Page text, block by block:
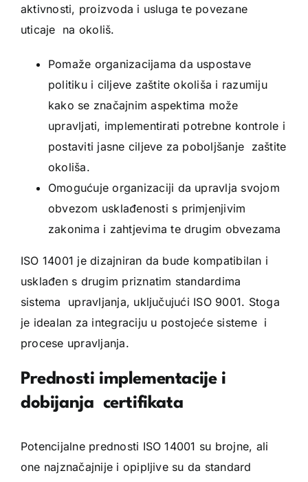
aktivnosti, proizvoda i usluga te povezane
uticaje na okoliš.
Pomaže organizacijama da uspostave
politiku i ciljeve zaštite okoliša i razumiju
kako se značajnim aspektima može
upravljati, implementirati potrebne kontrole i
postaviti jasne ciljeve za poboljšanje zaštite
okoliša.
Omogućuje organizaciji da upravlja svojom
obvezom usklađenosti s primjenjivim
zakonima i zahtjevima te drugim obvezama
ISO 14001 je dizajniran da bude kompatibilan i
usklađen s drugim priznatim standardima
sistema upravljanja, uključujući ISO 9001. Stoga
je idealan za integraciju u postojeće sisteme i
procese upravljanja.
Prednosti implementacije i
dobijanja certifikata
Potencijalne prednosti ISO 14001 su brojne, ali
one najznačajnije i opipljive su da standard